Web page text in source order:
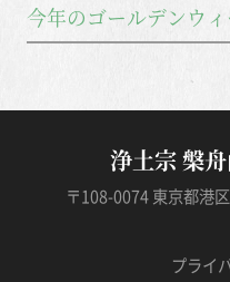
今年のゴールデンウィ
浄土宗 槃
〒108-0074 東京都港
プライ